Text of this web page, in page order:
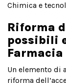
Chimica e
Riforma
possibili
Farmacia
Un elemento di
riforma